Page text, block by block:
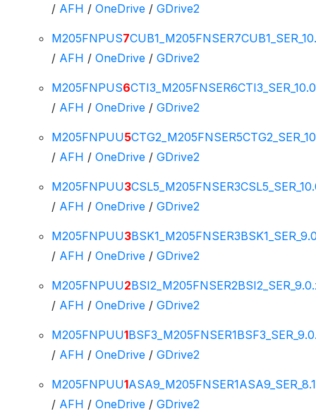
/ AFH / OneDrive/ GDrive2
M205FNPUS7
/ AFH / OneDrive/ GDrive2
M205FNPUS6
/ AFH / OneDrive/ GDrive2
M205FNPUU5
/ AFH / OneDrive/ GDrive2
M205FNPUU3
/ AFH / OneDrive/ GDrive2
M205FNPUU3
/ AFH / OneDrive/ GDrive2
M205FNPUU2
/ AFH / OneDrive/ GDrive2
M205FNPUU1
/ AFH / OneDrive/ GDrive2
M205FNPUU1
/ AFH / OneDrive/ GDrive2